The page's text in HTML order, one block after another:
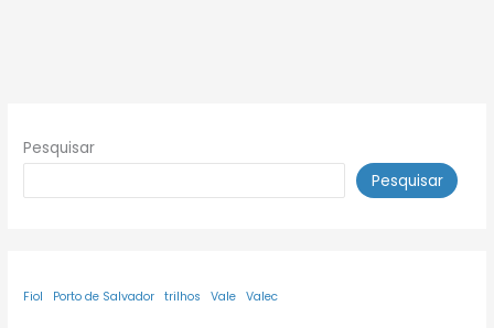
Pesquisar
Pesquisar
Fiol Porto de Salvador trilhos Vale Valec